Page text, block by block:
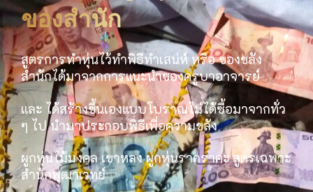
ของสำนัก
สูตรการทำหุ่นไว้ทำพิธีทำเสน่ห์ หรือ ของขลัง
สำนักได้มาจากการแนะนำของครูบาอาจารย์
และ ได้สร้างขึ้นเองแบบโบราณไม่ได้ซื้อมาจากทั่ว
ๆ ไป นำมาประกอบพิธีเพื่อความขลัง
ผูกหุ่นไม้มงคล เขาหลง ผูกหุ่นรากราคะ สูตรเฉพาะ
สำนักพุฒาเวทย์